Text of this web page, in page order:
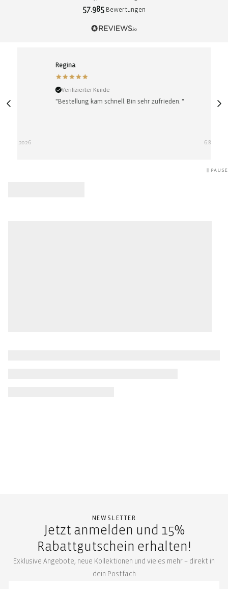
57.985 Bewertungen
Verifizierter Kunde
"Bestellung kam schnell. Bin sehr zufrieden. "
PAUSE
NEWSLETTER
Jetzt anmelden und 15%
Rabattgutschein erhalten!
Exklusive Angebote, neue Kollektionen und vieles mehr – direkt in
dein Postfach